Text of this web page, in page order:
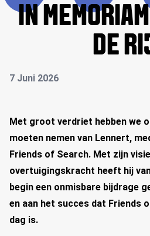
IN
DE
7 Juni 2026
Met groot verdriet hebben we
moeten nemen van Lennert,
Friends of Search. Met zijn
overtuigingskracht heeft hij
begin een onmisbare bijdrage
en aan het succes dat Friends
dag is.